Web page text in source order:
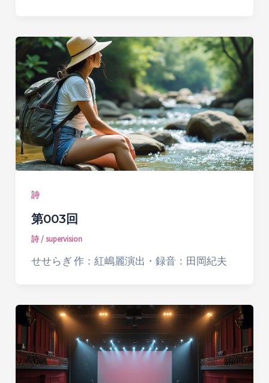
詩
第003回
詩/supervision
せせらぎ 作：紅嶋麗演出・録音：田岡紀夫